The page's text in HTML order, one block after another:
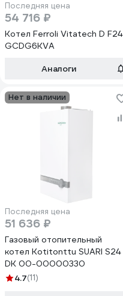
Последняя цена
54 716 ₽
Котел Ferroli Vitatech D F24
GCDG6KVA
Аналоги
Нет в наличии
Последняя цена
51 636 ₽
Газовый отопительный
котел Kotitonttu SUARI S24
DK 00-00000330
4.7(11)